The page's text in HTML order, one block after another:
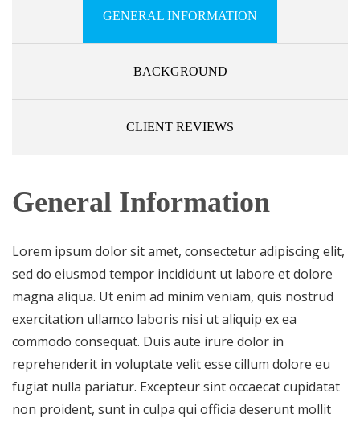
GENERAL INFORMATION
BACKGROUND
CLIENT REVIEWS
General Information
Lorem ipsum dolor sit amet, consectetur adipiscing elit,
sed do eiusmod tempor incididunt ut labore et dolore
magna aliqua. Ut enim ad minim veniam, quis nostrud
exercitation ullamco laboris nisi ut aliquip ex ea
commodo consequat. Duis aute irure dolor in
reprehenderit in voluptate velit esse cillum dolore eu
fugiat nulla pariatur. Excepteur sint occaecat cupidatat
non proident, sunt in culpa qui officia deserunt mollit